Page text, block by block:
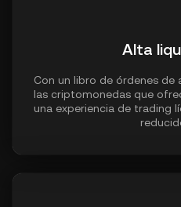
Alta
Con un libro de órdenes
las criptomonedas que
una experiencia de trading